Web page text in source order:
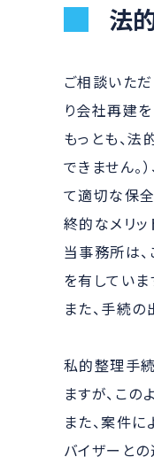
法
ご相談いた
り会社再建を
もっとも、
できません。
て適切な保
終的なメリ
当事務所は
を有していま
また、手続
私的整理手
ますが、こ
また、案件
バイザーとの